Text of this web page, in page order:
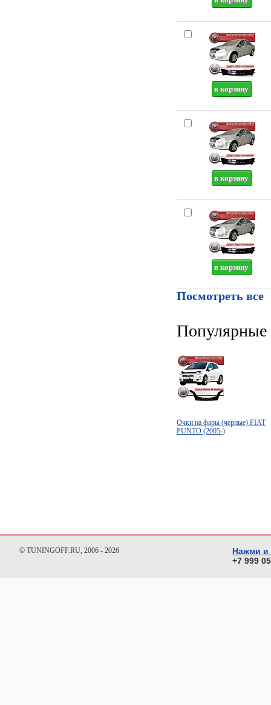
Посмотреть все
Популярные
Очки на фары (черные) FIAT
PUNTO (2005-)
© TUNINGOFF.RU, 2006 - 2026
Нажми и
+7 999